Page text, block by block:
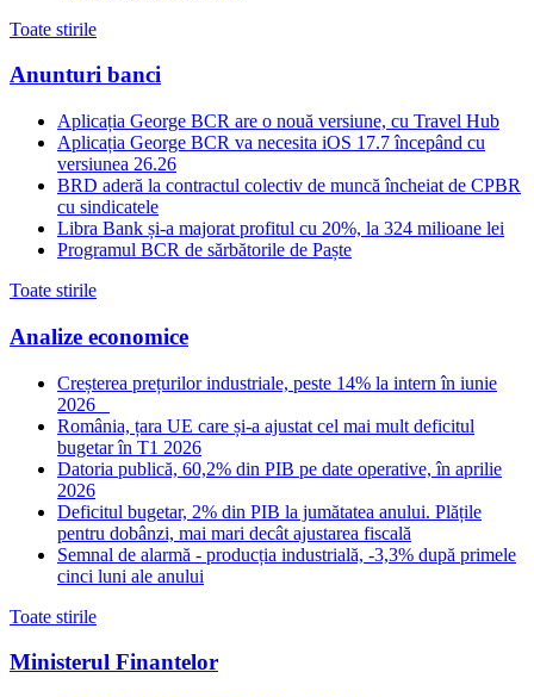
Toate stirile
Anunturi banci
Aplicația George BCR are o nouă versiune, cu Travel Hub
Aplicația George BCR va necesita iOS 17.7 începând cu
versiunea 26.26
BRD aderă la contractul colectiv de muncă încheiat de CPBR
cu sindicatele
Libra Bank și-a majorat profitul cu 20%, la 324 milioane lei
Programul BCR de sărbătorile de Paște
Toate stirile
Analize economice
Creșterea prețurilor industriale, peste 14% la intern în iunie
2026
România, țara UE care și-a ajustat cel mai mult deficitul
bugetar în T1 2026
Datoria publică, 60,2% din PIB pe date operative, în aprilie
2026
Deficitul bugetar, 2% din PIB la jumătatea anului. Plățile
pentru dobânzi, mai mari decât ajustarea fiscală
Semnal de alarmă - producția industrială, -3,3% după primele
cinci luni ale anului
Toate stirile
Ministerul Finantelor